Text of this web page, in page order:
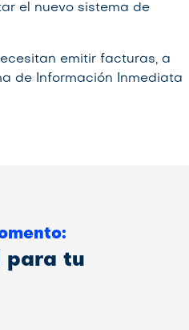
el nuevo sistema de
emitir facturas, a
de Información Inmediata
para tu